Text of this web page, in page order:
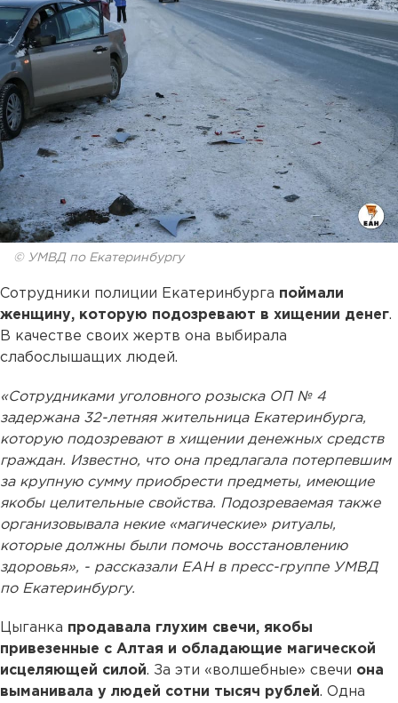
© УМВД по Екатеринбургу
Сотрудники полиции Екатеринбурга поймали
женщину, которую подозревают в хищении денег.
В качестве своих жертв она выбирала
слабослышащих людей.
«Сотрудниками уголовного розыска ОП № 4
задержана 32-летняя жительница Екатеринбурга,
которую подозревают в хищении денежных средств
граждан. Известно, что она предлагала потерпевшим
за крупную сумму приобрести предметы, имеющие
якобы целительные свойства. Подозреваемая также
организовывала некие «магические» ритуалы,
которые должны были помочь восстановлению
здоровья», - рассказали ЕАН в пресс-группе УМВД
по Екатеринбургу.
Цыганка продавала глухим свечи, якобы
привезенные с Алтая и обладающие магической
исцеляющей силой. За эти «волшебные» свечи она
выманивала у людей сотни тысяч рублей. Одна